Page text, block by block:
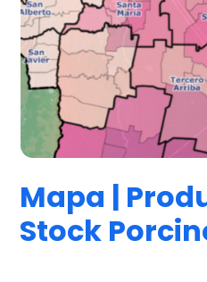
Mapa |
Stock